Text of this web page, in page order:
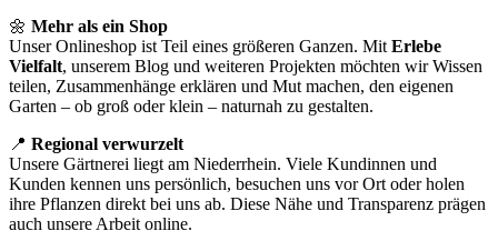
🌼 Mehr als ein Shop
Unser Onlineshop ist Teil eines größeren Ganzen. Mit Erlebe
Vielfalt, unserem Blog und weiteren Projekten möchten wir Wissen
teilen, Zusammenhänge erklären und Mut machen, den eigenen
Garten – ob groß oder klein – naturnah zu gestalten.
📍 Regional verwurzelt
Unsere Gärtnerei liegt am Niederrhein. Viele Kundinnen und
Kunden kennen uns persönlich, besuchen uns vor Ort oder holen
ihre Pflanzen direkt bei uns ab. Diese Nähe und Transparenz prägen
auch unsere Arbeit online.